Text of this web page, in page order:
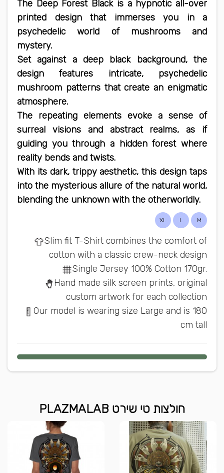
The Deep Forest Black is a hypnotic all-over
printed design that immerses you in a
psychedelic world of mushrooms and
mystery.
Set against a deep black background, the
design features intricate, psychedelic
mushroom patterns that create an enigmatic
atmosphere.
The repeating elements evoke a sense of
surreal visions and abstract realms, as if
guiding you through a hidden forest where
reality bends and twists.
With its dark, trippy aesthetic, this design taps
into the mysterious allure of the natural world,
blending the unknown with the otherworldly.
M
L
XL
Slim fit T-Shirt combines the comfort of
cotton with a classic crew-neck design
Single Jersey 100% Cotton 170gr.
Hand made silk screen prints, original
custom artwork for each collection
Our model is wearing size Large and is 180
cm tall
חולצות טי שירט PLAZMALAB